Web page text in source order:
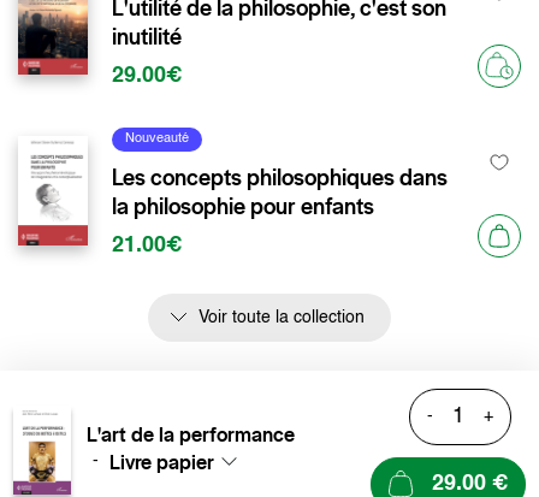
L'utilité de la philosophie, c'est son
inutilité
29.00€
Nouveauté
Les concepts philosophiques dans
la philosophie pour enfants
21.00€
Voir toute la collection
L'art de la performance
- Livre papier
- +
29.00 €